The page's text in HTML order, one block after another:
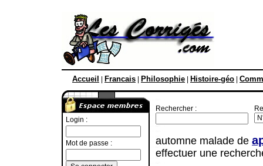
Accueil Francais Philosophie Histoire-géo
Login :
Mot de passe :
Rechercher :
automne malade de
effectuer une